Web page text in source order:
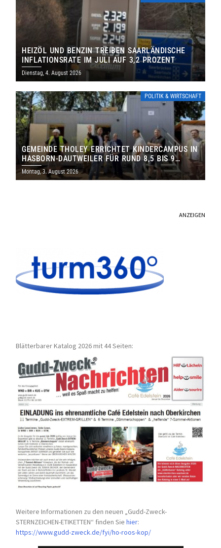
HEIZÖL UND BENZIN TREIBEN SAARLÄNDISCHE
INFLATIONSRATE IM JULI AUF 3,2 PROZENT
Dienstag, 4. August 2026
POLITIK & WIRTSCHAFT
GEMEINDE THOLEY ERRICHTET KINDERCAMPUS IN
HASBORN-DAUTWEILER FÜR RUND 8,5 BIS 9
MILLIONEN EURO
Montag, 3. August 2026
ANZEIGEN
Blätterbarer Katalog 2026 mit 44 Seiten:
Weitere Informationen zu den neuen „Gudd-Zweck-
STERNZEICHEN-ETIKETTEN“ finden Siehier:
https://www.gudd-zweck.de/fyi/ho-roos-kop/